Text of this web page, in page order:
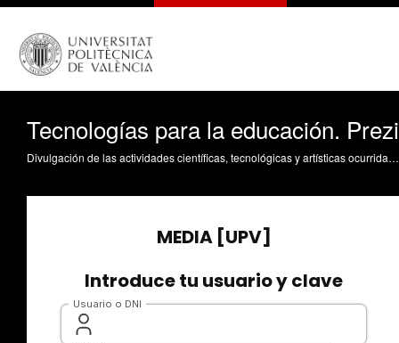
Tecnologías para la educación. Prezi
Divulgación de las actividades científicas, tecnológicas y artísticas ocurridas en los tres campus de la UPV